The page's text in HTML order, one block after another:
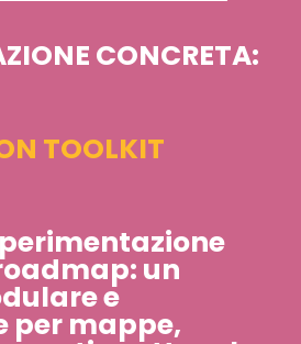
CONCRETA:
TOOLKIT
un
e
per mappe,